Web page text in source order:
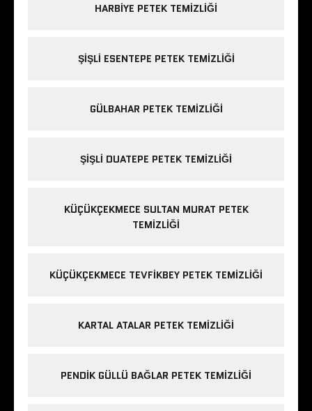
HARBIYE PETEK TEMIZLIĞI
ŞIŞLI ESENTEPE PETEK TEMIZLIĞI
GÜLBAHAR PETEK TEMIZLIĞI
ŞIŞLI DUATEPE PETEK TEMIZLIĞI
KÜÇÜKÇEKMECE SULTAN MURAT PETEK
TEMIZLIĞI
KÜÇÜKÇEKMECE TEVFIKBEY PETEK TEMIZLIĞI
KARTAL ATALAR PETEK TEMIZLIĞI
PENDIK GÜLLÜ BAĞLAR PETEK TEMIZLIĞI